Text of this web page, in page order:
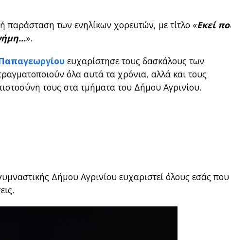
παράσταση των ενηλίκων χορευτών, με τίτλο «Εκεί
».
ευχαρίστησε τους δασκάλους των
όλα αυτά τα χρόνια, αλλά και τους
τους στα τμήματα του Δήμου Αγρινίου.
Δήμου Αγρινίου ευχαριστεί όλους εσάς που